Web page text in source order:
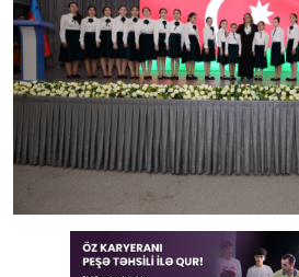
Rəsmi
Təhsil
Müsahibə